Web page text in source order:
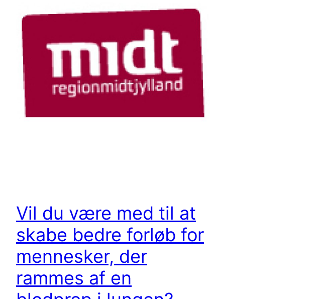
Vil du være med til at
skabe bedre forløb for
mennesker, der
rammes af en